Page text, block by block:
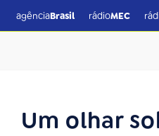
agênciaBrasil rádioMEC
Um olhar